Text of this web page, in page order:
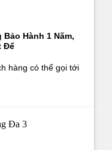
Hành 1 Năm,
Để
hàng có thể gọi tới